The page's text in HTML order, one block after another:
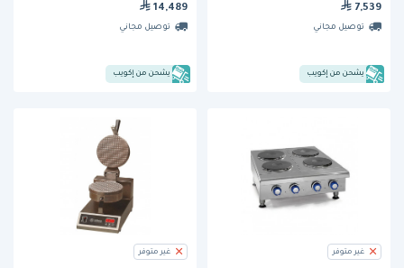
7,539
توصيل مجاني
يشحن من إكويب
14,489
توصيل مجاني
يشحن من إكويب
غير متوفر غير متوفر